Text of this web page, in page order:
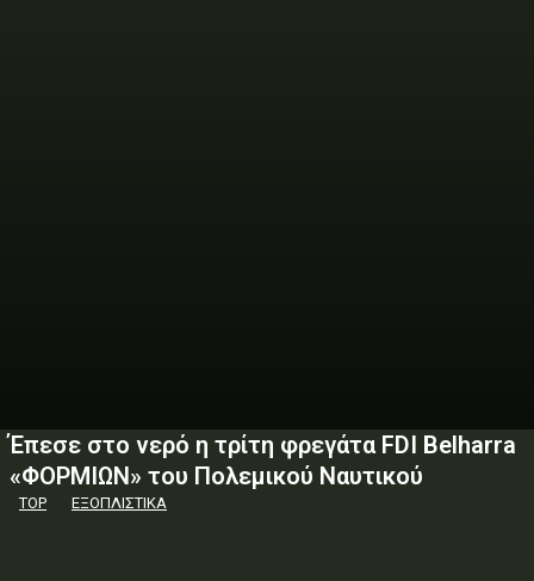
Έπεσε στο νερό η τρίτη φρεγάτα FDI Belharra
«ΦΟΡΜΙΩΝ» του Πολεμικού Ναυτικού
TOP ΕΞΟΠΛΙΣΤΙΚΑ